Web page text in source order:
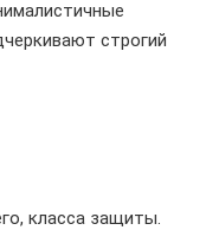
строгий
класса защиты.